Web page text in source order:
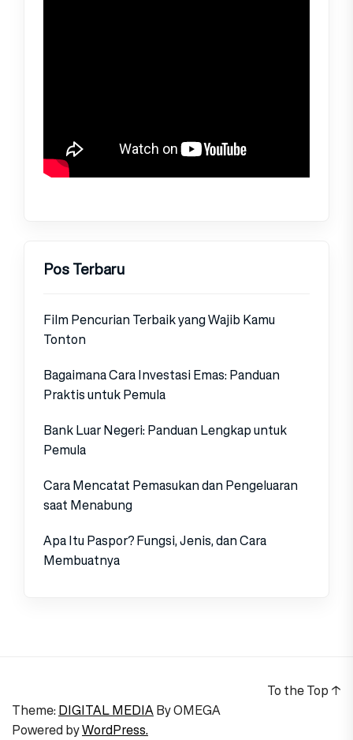
Pos Terbaru
Film Pencurian Terbaik yang Wajib Kamu
Tonton
Bagaimana Cara Investasi Emas: Panduan
Praktis untuk Pemula
Bank Luar Negeri: Panduan Lengkap untuk
Pemula
Cara Mencatat Pemasukan dan Pengeluaran
saat Menabung
Apa Itu Paspor? Fungsi, Jenis, dan Cara
Membuatnya
Theme: DIGITAL MEDIAByOMEGA
Powered byWordPress.
To the Top ↑